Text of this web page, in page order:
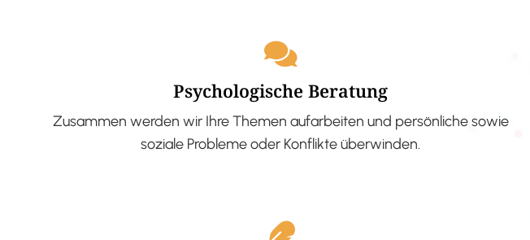
Psychologische Beratung
Zusammen werden wir Ihre Themen aufarbeiten und persönliche sowie
soziale Probleme oder Konflikte überwinden.